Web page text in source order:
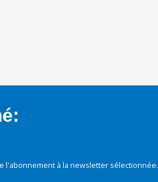
l'abonnement à la newsletter sélectionnée.